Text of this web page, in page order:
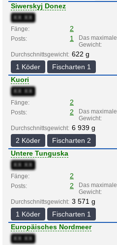
Siwerskyj Donez
XX:XX
Fänge:
2
Posts: 1
Das maximale
Gewicht:
Durchschnittsgewicht: 622 g
1 Köder
Fischarten 1
Kuori
XX:XX
Fänge:
2
Posts: 2
Das maximale
Gewicht:
Durchschnittsgewicht: 6 939 g
2 Köder
Fischarten 2
Untere Tunguska
XX:XX
Fänge:
2
Posts: 2
Das maximale
Gewicht:
Durchschnittsgewicht: 3 571 g
1 Köder
Fischarten 1
Europäisches Nordmeer
XX:XX